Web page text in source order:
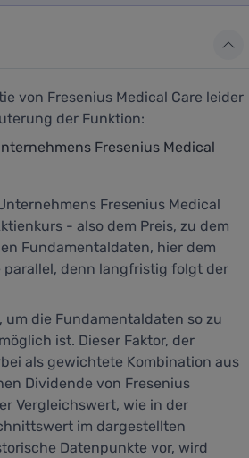
von Fresenius Medical Care leider
der Funktion:
Fresenius Medical
Fresenius Medical
- also dem Preis, zu dem
Fundamentaldaten, hier dem
parallel, denn langfristig folgt der
die Fundamentaldaten so zu
ist. Dieser Faktor, der
als gewichtete Kombination aus
Dividende von Fresenius
Vergleichswert, wie in der
im dargestellten
Datenpunkte vor, wird